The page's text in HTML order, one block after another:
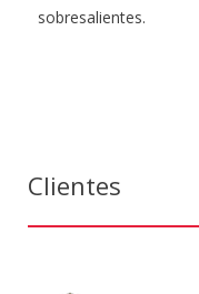
sobresalientes.
Clientes